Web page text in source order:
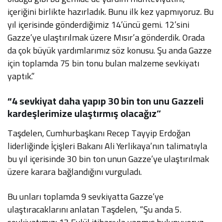
içeriğini birlikte hazırladık. Bunu ilk kez yapmıyoruz. Bu
yıl içerisinde gönderdiğimiz 14’üncü gemi. 12’sini
Gazze’ye ulaştırılmak üzere Mısır’a gönderdik. Orada
da çok büyük yardımlarımız söz konusu. Şu anda Gazze
için toplamda 75 bin tonu bulan malzeme sevkiyatı
yaptık.”
“4 sevkiyat daha yapıp 30 bin ton unu Gazzeli
kardeşlerimize ulaştırmış olacağız”
Taşdelen, Cumhurbaşkanı Recep Tayyip Erdoğan
liderliğinde İçişleri Bakanı Ali Yerlikaya’nın talimatıyla
bu yıl içerisinde 30 bin ton unun Gazze’ye ulaştırılmak
üzere karara bağlandığını vurguladı.
Bu unları toplamda 9 sevkiyatta Gazze’ye
ulaştıracaklarını anlatan Taşdelen, “Şu anda 5.